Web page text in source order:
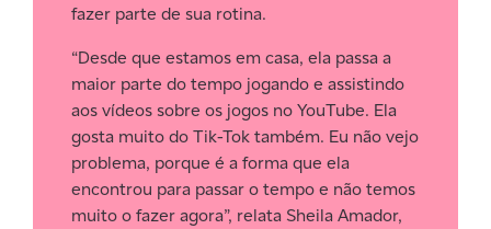
fazer parte de sua rotina.
“Desde que estamos em casa, ela passa a
maior parte do tempo jogando e assistindo
aos vídeos sobre os jogos no YouTube. Ela
gosta muito do Tik-Tok também. Eu não vejo
problema, porque é a forma que ela
encontrou para passar o tempo e não temos
muito o fazer agora”, relata Sheila Amador,